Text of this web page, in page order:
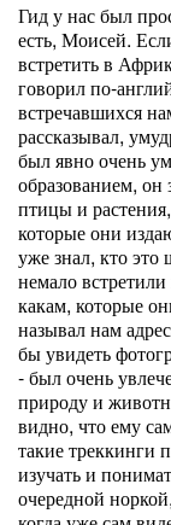
Гид у нас был
есть, Моисей.
встретить в
говорил по-
встречавшихся
рассказывал,
был явно очень
образованием, он
птицы и
которые они
уже знал, кто
немало
какам, которые
называл нам
бы увидеть
- был очень
природу и
видно, что ему
такие треккинги
изучать и
очередной